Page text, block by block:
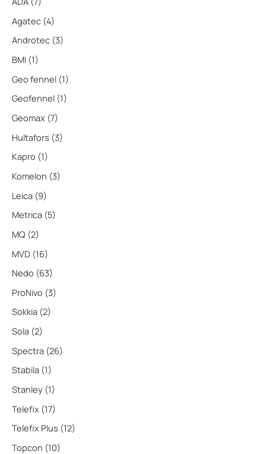
Agatec (4)
Androtec (3)
BMI (1)
Geo fennel (1)
Geofennel (1)
Geomax (7)
Hultafors (3)
Kapro (1)
Komelon (3)
Leica (9)
Metrica (5)
MQ (2)
MVD (16)
Nedo (63)
ProNivo (3)
Sokkia (2)
Sola (2)
Spectra (26)
Stabila (1)
Stanley (1)
Telefix (17)
Telefix Plus (12)
Topcon (10)